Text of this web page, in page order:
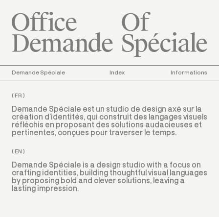
Demande Spéciale Index Informations
( FR )
Demande Spéciale est un studio de design axé sur la
création d’identités, qui construit des langages visuels
réfléchis en proposant des solutions audacieuses et
pertinentes, conçues pour traverser le temps.
( EN )
Demande Spéciale is a design studio with a focus on
crafting identities, building thoughtful visual languages
by proposing bold and clever solutions, leaving a
lasting impression.